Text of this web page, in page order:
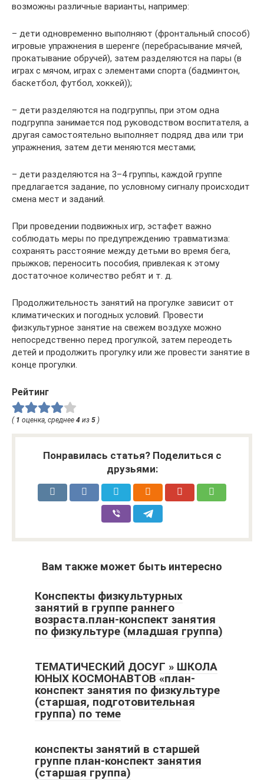
возможны различные варианты, например:
– дети одновременно выполняют (фронтальный способ)
игровые упражнения в шеренге (перебрасывание мячей,
прокатывание обручей), затем разделяются на пары (в
играх с мячом, играх с элементами спорта (бадминтон,
баскетбол, футбол, хоккей));
– дети разделяются на подгруппы, при этом одна
подгруппа занимается под руководством воспитателя, а
другая самостоятельно выполняет подряд два или три
упражнения, затем дети меняются местами;
– дети разделяются на 3–4 группы, каждой группе
предлагается задание, по условному сигналу происходит
смена мест и заданий.
При проведении подвижных игр, эстафет важно
соблюдать меры по предупреждению травматизма:
сохранять расстояние между детьми во время бега,
прыжков; переносить пособия, привлекая к этому
достаточное количество ребят и т. д.
Продолжительность занятий на прогулке зависит от
климатических и погодных условий. Провести
физкультурное занятие на свежем воздухе можно
непосредственно перед прогулкой, затем переодеть
детей и продолжить прогулку или же провести занятие в
конце прогулки.
Рейтинг
( 1 оценка, среднее 4 из 5 )
Понравилась статья? Поделиться с
друзьями:
Вам также может быть интересно
Конспекты физкультурных
занятий в группе раннего
возраста.план-конспект занятия
по физкультуре (младшая группа)
ТЕМАТИЧЕСКИЙ ДОСУГ » ШКОЛА
ЮНЫХ КОСМОНАВТОВ «план-
конспект занятия по физкультуре
(старшая, подготовительная
группа) по теме
конспекты занятий в старшей
группе план-конспект занятия
(старшая группа)